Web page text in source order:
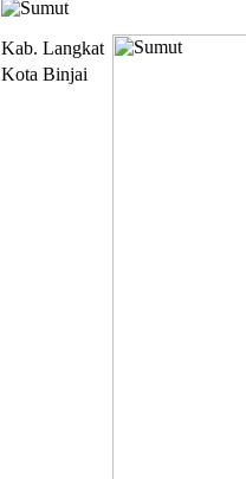
Kab. Langkat
Kota Binjai